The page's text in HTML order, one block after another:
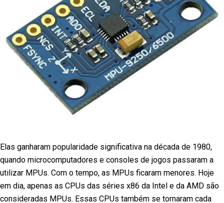
Elas ganharam popularidade significativa na década de 1980,
quando microcomputadores e consoles de jogos passaram a
utilizar MPUs. Com o tempo, as MPUs ficaram menores. Hoje
em dia, apenas as CPUs das séries x86 da Intel e da AMD são
consideradas MPUs. Essas CPUs também se tornaram cada